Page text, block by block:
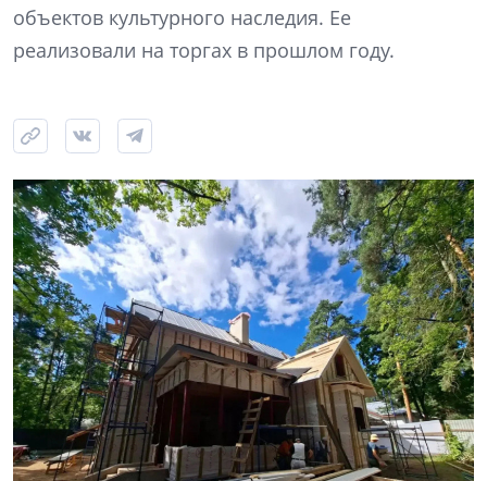
объектов культурного наследия. Ее
реализовали на торгах в прошлом году.